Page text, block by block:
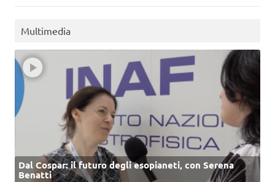
Multimedia
Dal Cospar: il futuro degli esopianeti, con Serena
Benatti